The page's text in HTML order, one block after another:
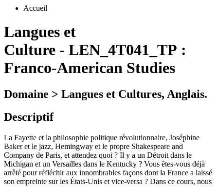
Accueil
Langues et
Culture - LEN_4T041_TP :
Franco-American Studies
Domaine > Langues et Cultures, Anglais.
Descriptif
La Fayette et la philosophie politique révolutionnaire, Joséphine
Baker et le jazz, Hemingway et le propre Shakespeare and
Company de Paris, et attendez quoi ? Il y a un Détroit dans le
Michigan et un Versailles dans le Kentucky ? Vous êtes-vous déjà
arrêté pour réfléchir aux innombrables façons dont la France a laissé
son empreinte sur les États-Unis et vice-versa ? Dans ce cours, nous